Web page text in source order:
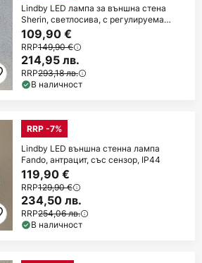
Lindby LED лампа за външна стена
Sherin, светлосива, с регулируема
насока и
109,90 €
RRP149,90 €
214,95 лв.
RRP293,18 лв.
В наличност
RRP -7%
Lindby LED външна стенна лампа
Fando, антрацит, със сензор, IP44
119,90 €
RRP129,90 €
234,50 лв.
RRP254,06 лв.
В наличност